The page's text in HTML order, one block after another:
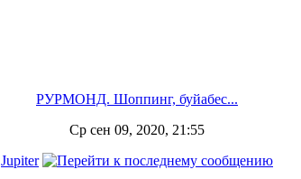
РУРМОНД. Шоппинг, буйабес...
Ср сен 09, 2020, 21:55
Jupiter